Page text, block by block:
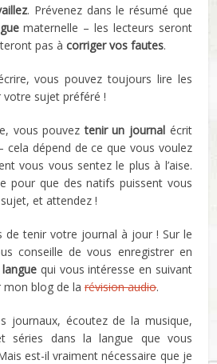
. Prévenez dans le résumé que
maternelle – les lecteurs seront
pas àcorriger vos fautes.
vous pouvez toujours lire les
sujet préféré !
vous pouveztenir un journal écrit
dépend de ce que vous voulez
vous vous sentez le plus à l’aise.
pour que des natifs puissent vous
et attendez !
de tenir votre journal à jour ! Sur le
conseille de vous enregistrer en
langue qui vous intéresse en suivant
mon blog de larévision audio.
journaux, écoutez de la musique,
séries dans la langue que vous
est-il vraiment nécessaire que je